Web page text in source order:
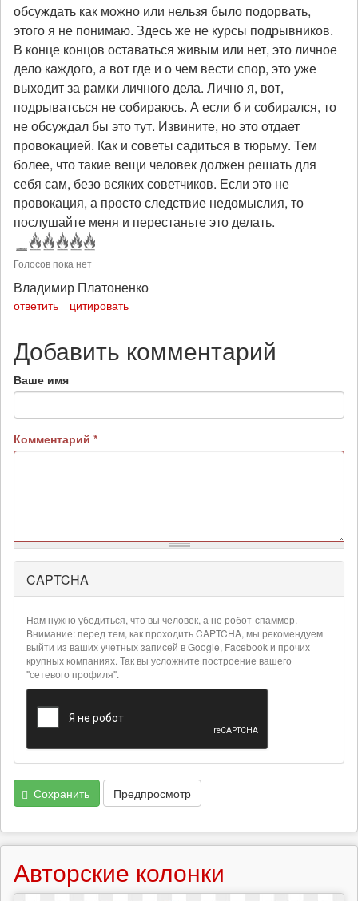
обсуждать как можно или нельзя было подорвать,
этого я не понимаю. Здесь же не курсы подрывников.
В конце концов оставаться живым или нет, это личное
дело каждого, а вот где и о чем вести спор, это уже
выходит за рамки личного дела. Лично я, вот,
подрыватсься не собираюсь. А если б и собирался, то
не обсуждал бы это тут. Извините, но это отдает
провокацией. Как и советы садиться в тюрьму. Тем
более, что такие вещи человек должен решать для
себя сам, безо всяких советчиков. Если это не
провокация, а просто следствие недомыслия, то
послушайте меня и перестаньте это делать.
Голосов пока нет
Владимир Платоненко
ответить цитировать
Добавить комментарий
Ваше имя
Комментарий *
Более
подробная
информация
текстовых
форматах
CAPTCHA
Нам нужно убедиться, что вы человек, а не робот-спаммер.
Внимание: перед тем, как проходить CAPTCHA, мы рекомендуем
выйти из ваших учетных записей в Google, Facebook и прочих
крупных компаниях. Так вы усложните построение вашего
"сетевого профиля".
Сохранить Предпросмотр
Авторские колонки